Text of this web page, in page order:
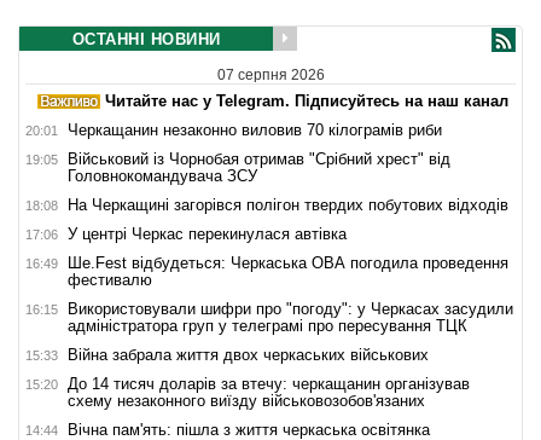
ОСТАННІ НОВИНИ
07 серпня 2026
Читайте нас у Telegram. Підписуйтесь на наш канал
20:01 Черкащанин незаконно виловив 70 кілограмів риби
19:05
Військовий із Чорнобая отримав "Срібний хрест" від
Головнокомандувача ЗСУ
18:08 На Черкащині загорівся полігон твердих побутових відходів
17:06 У центрі Черкас перекинулася автівка
16:49
Ше.Fest відбудеться: Черкаська ОВА погодила проведення
фестивалю
16:15
Використовували шифри про "погоду": у Черкасах засудили
адміністратора груп у телеграмі про пересування ТЦК
15:33 Війна забрала життя двох черкаських військових
15:20
До 14 тисяч доларів за втечу: черкащанин організував
схему незаконного виїзду військовозобов'язаних
14:44 Вічна пам'ять: пішла з життя черкаська освітянка